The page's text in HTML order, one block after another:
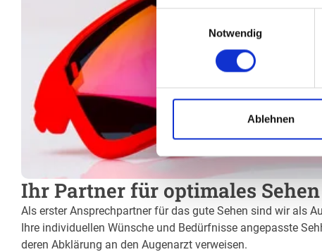
Notwendig
Ablehnen
Ihr Partner für optimales
Als erster Ansprechpartner für das gute Sehen sind wir als
Ihre individuellen Wünsche und Bedürfnisse angepasste
deren Abklärung an den Augenarzt verweisen.